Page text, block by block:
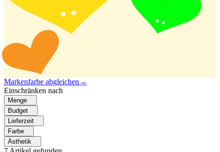
Markenfarbe abgleichen →
Einschränken nach
Menge
Budget
Lieferzeit
Farbe
Ästhetik